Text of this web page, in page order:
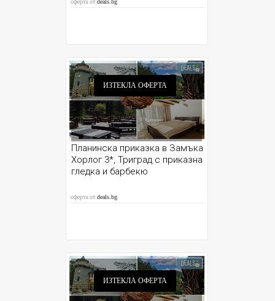
оферта отdeals.bg
ИЗТЕКЛА ОФЕРТА
Планинска приказка в Замъка
Хорлог 3*, Триград с приказна
гледка и барбекю
оферта отdeals.bg
ИЗТЕКЛА ОФЕРТА